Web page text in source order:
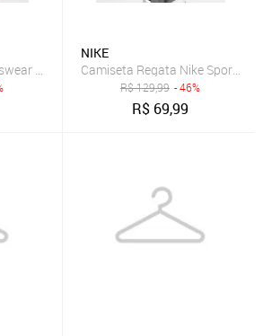
JDI Masculina
NIKE
Camiseta Regata Nike
R$129,99 - 46%
R$ 69,99